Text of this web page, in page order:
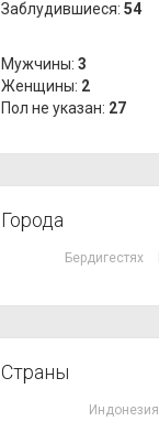
Заблудившиеся: 54
Мужчины: 3
Женщины: 2
Пол не указан: 27
Города
Бердигестях
Страны
Индонезия